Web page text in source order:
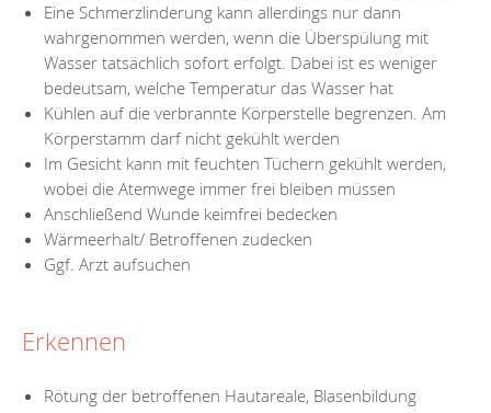
Eine Schmerzlinderung kann allerdings nur dann
wahrgenommen werden, wenn die Überspülung mit
Wasser tatsächlich sofort erfolgt. Dabei ist es weniger
bedeutsam, welche Temperatur das Wasser hat
Kühlen auf die verbrannte Körperstelle begrenzen. Am
Körperstamm darf nicht gekühlt werden
Im Gesicht kann mit feuchten Tüchern gekühlt werden,
wobei die Atemwege immer frei bleiben müssen
Anschließend Wunde keimfrei bedecken
Wärmeerhalt/ Betroffenen zudecken
Ggf. Arzt aufsuchen
Erkennen
Rötung der betroffenen Hautareale, Blasenbildung